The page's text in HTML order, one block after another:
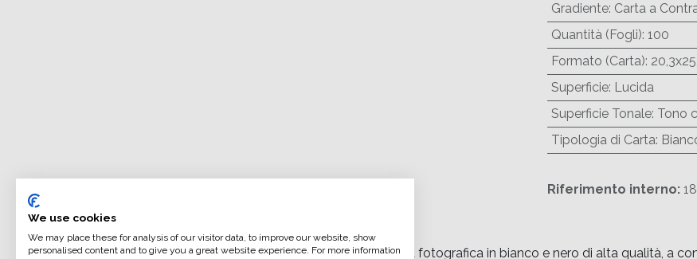
Gradiente: Carta a
Quantità (Fogli): 100
Formato (Carta):
Superficie: Lucida
Superficie Tonale: Tono
Tipologia di Carta:
Riferimento interno:
ILFORD MULTIGRADE FB WARMTONE GLOSSY è una carta fotografica in bianco e nero di alta qualità, a
We use cookies
We may place these for analysis of our visitor data, to improve our website, show
personalised content and to give you a great website experience. For more information